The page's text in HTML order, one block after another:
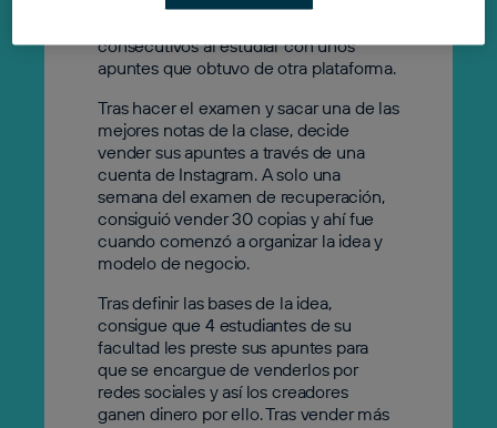
consecutivos al estudiar con unos
apuntes que obtuvo de otra plataforma.
Tras hacer el examen y sacar una de las
mejores notas de la clase, decide
vender sus apuntes a través de una
cuenta de Instagram. A solo una
semana del examen de recuperación,
consiguió vender 30 copias y ahí fue
cuando comenzó a organizar la idea y
modelo de negocio.
Tras definir las bases de la idea,
consigue que 4 estudiantes de su
facultad les preste sus apuntes para
que se encargue de venderlos por
redes sociales y así los creadores
ganen dinero por ello. Tras vender más